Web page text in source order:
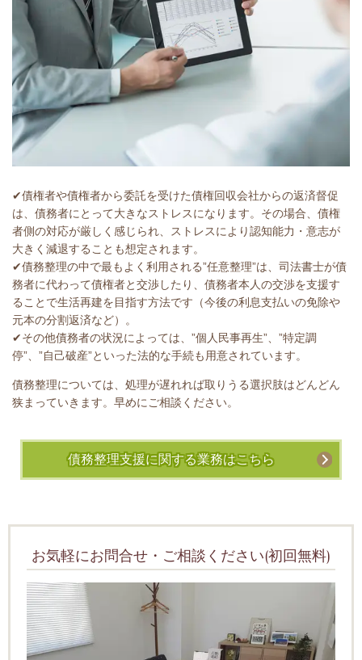
✔債権者や債権者から委託を受けた債権回収会社からの返済督促
は、債務者にとって大きなストレスになります。その場合、債権
者側の対応が厳しく感じられ、ストレスにより認知能力・意志が
大きく減退することも想定されます。
✔債務整理の中で最もよく利用される”任意整理”は、司法書士が債
務者に代わって債権者と交渉したり、債務者本人の交渉を支援す
ることで生活再建を目指す方法です（今後の利息支払いの免除や
元本の分割返済など）。
✔その他債務者の状況によっては、”個人民事再生”、”特定調
停”、”自己破産”といった法的な手続も用意されています。
債務整理については、処理が遅れれば取りうる選択肢はどんどん
狭まっていきます。早めにご相談ください。
債務整理支援に関する業務はこちら
お気軽にお問合せ・ご相談ください(初回無料)